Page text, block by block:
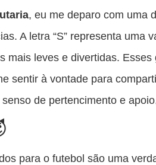
, eu me deparo com uma
A letra “S” representa uma
mais leves e divertidas.
sentir à vontade para
de pertencimento e
para o futebol são uma